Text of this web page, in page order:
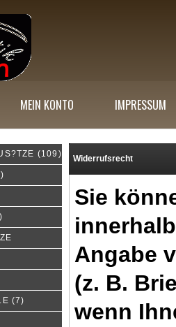
MEIN KONTO IMPRESSUM
(109)
(7)
Widerrufsrecht
Sie
Angabe
(z. B.
wenn